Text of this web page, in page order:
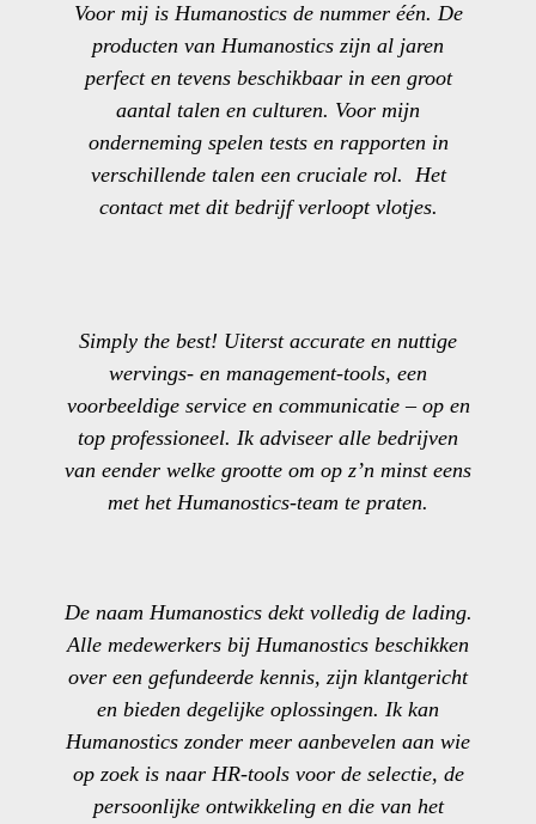
Voor mij is Humanostics de nummer één. De
producten van Humanostics zijn al jaren
perfect en tevens beschikbaar in een groot
aantal talen en culturen. Voor mijn
onderneming spelen tests en rapporten in
verschillende talen een cruciale rol. Het
contact met dit bedrijf verloopt vlotjes.
Simply the best! Uiterst accurate en nuttige
wervings- en management-tools, een
voorbeeldige service en communicatie – op en
top professioneel. Ik adviseer alle bedrijven
van eender welke grootte om op z’n minst eens
met het Humanostics-team te praten.
De naam Humanostics dekt volledig de lading.
Alle medewerkers bij Humanostics beschikken
over een gefundeerde kennis, zijn klantgericht
en bieden degelijke oplossingen. Ik kan
Humanostics zonder meer aanbevelen aan wie
op zoek is naar HR-tools voor de selectie, de
persoonlijke ontwikkeling en die van het